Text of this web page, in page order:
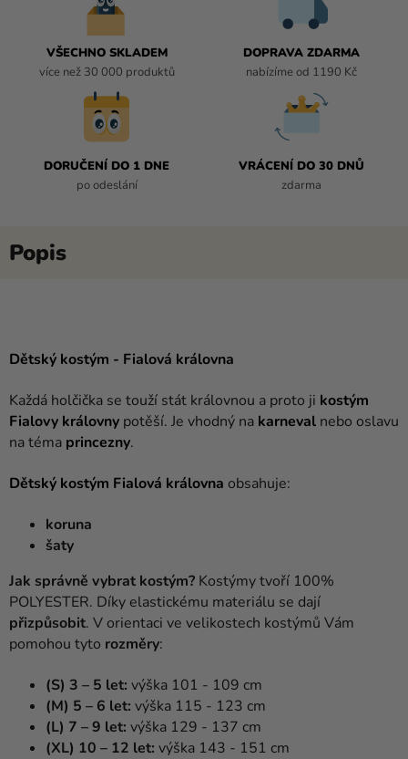
VŠECHNO SKLADEM
více než 30 000 produktů
DOPRAVA ZDARMA
nabízíme od 1190 Kč
DORUČENÍ DO 1 DNE
po odeslání
VRÁCENÍ DO 30 DNŮ
zdarma
Dětský kostým - Fialová královna
Každá holčička se touží stát královnou a proto ji kostým
Fialovy královny potěší. Je vhodný na karneval nebo oslavu
na téma princezny.
Dětský kostým Fialová královna obsahuje:
koruna
šaty
Jak správně vybrat kostým? Kostýmy tvoří 100%
POLYESTER. Díky elastickému materiálu se dají
přizpůsobit. V orientaci ve velikostech kostýmů Vám
pomohou tyto rozměry:
(S) 3 – 5 let: výška 101 - 109 cm
(M) 5 – 6 let: výška 115 - 123 cm
(L) 7 – 9 let: výška 129 - 137 cm
(XL) 10 – 12 let: výška 143 - 151 cm